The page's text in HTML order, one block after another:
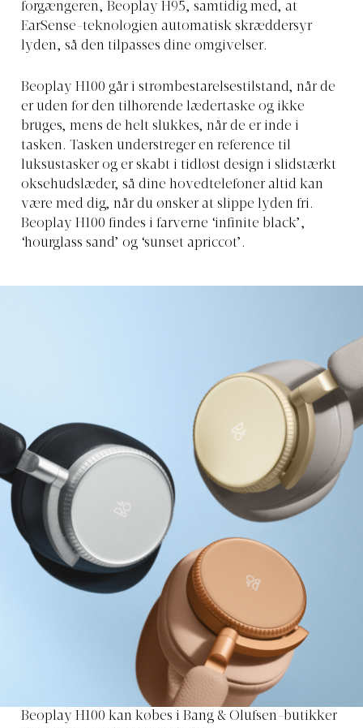
forgængeren, Beoplay H95, samtidig med, at
EarSense-teknologien automatisk skræddersyr
lyden, så den tilpasses dine omgivelser.
Beoplay H100 går i strømbestarelsestilstand, når de
er uden for den tilhørende lædertaske og ikke
bruges, mens de helt slukkes, når de er inde i
tasken. Tasken understreger en reference til
luksustasker og er skabt i tidløst design i slidstærkt
oksehudslæder, så dine hovedtelefoner altid kan
være med dig, når du ønsker at slippe lyden fri.
Beoplay H100 findes i farverne ‘infinite black’,
‘hourglass sand’ og ‘sunset apriccot’.
Beoplay H100 kan købes i Bang & Olufsen-butikker